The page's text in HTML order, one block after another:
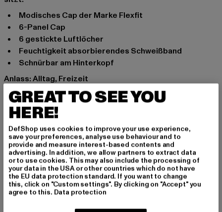
modisches Cap der Marke Flexfit
6-Panel Cap
6 gestickte Luftlöcher
Feuchtigkeit absorbierendes Schweißband
Schnürbar am Hinterkopf
Anlass: Alltag, Freizeit
Verschlussarten: Band zum Binden
Marke: Flexfit
Kat.: Snapback
Farbe: grau
Hersteller Farbe: darkgrey
Materialzusammensetzung: 100% Polyester
Art.Nr: 6245MS-00094
Hersteller: TB International GmbH |info@tbint.de
Dr.-Robert-Murjahn-Straße 7 | 64372 Ober-Ramstadt |
GREAT TO SEE YOU
HERE!
DefShop uses cookies to improve your use experience,
save your preferences, analyse use behaviour and to
provide and measure interest-based contents and
advertising. In addition, we allow partners to extract data
or to use cookies. This may also include the processing of
your data in the USA or other countries which do not have
the EU data protection standard. If you want to change
this, click on "Custom settings". By clicking on "Accept" you
agree to this. Data protection